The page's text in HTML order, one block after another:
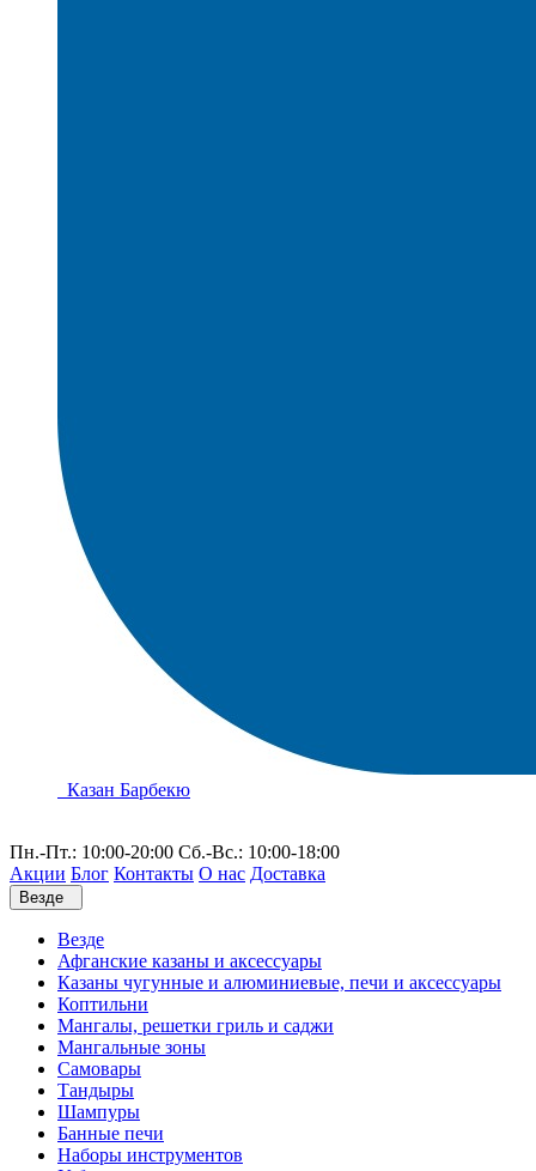
Казан Барбекю
Пн.-Пт.: 10:00-20:00 Сб.-Вс.: 10:00-18:00
Акции Блог Контакты О нас Доставка
Везде
Везде
Афганские казаны и аксессуары
Казаны чугунные и алюминиевые, печи и аксессуары
Коптильни
Мангалы, решетки гриль и саджи
Мангальные зоны
Самовары
Тандыры
Шампуры
Банные печи
Наборы инструментов